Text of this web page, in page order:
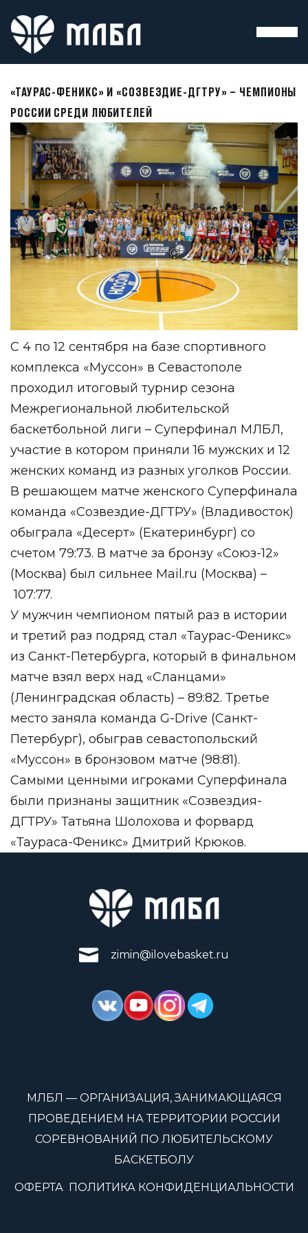
«ТАУРАС-ФЕНИКС» И «СОЗВЕЗДИЕ-ДГТРУ» – ЧЕМПИОНЫ
РОССИИ СРЕДИ ЛЮБИТЕЛЕЙ
С 4 по 12 сентября на базе спортивного
комплекса «Муссон» в Севастополе
проходил итоговый турнир сезона
Межрегиональной любительской
баскетбольной лиги – Суперфинал МЛБЛ,
участие в котором приняли 16 мужских и 12
женских команд из разных уголков России.
В решающем матче женского Суперфинала
команда «Созвездие-ДГТРУ» (Владивосток)
обыграла «Десерт» (Екатеринбург) со
счетом 79:73. В матче за бронзу «Союз-12»
(Москва) был сильнее Mail.ru (Москва) –
107:77.
У мужчин чемпионом пятый раз в истории
и третий раз подряд стал «Таурас-Феникс»
из Санкт-Петербурга, который в финальном
матче взял верх над «Сланцами»
(Ленинградская область) – 89:82. Третье
место заняла команда G-Drive (Санкт-
Петербург), обыграв севастопольский
«Муссон» в бронзовом матче (98:81).
Самыми ценными игроками Суперфинала
были признаны защитник «Созвездия-
ДГТРУ» Татьяна Шолохова и форвард
«Таураса-Феникс» Дмитрий Крюков.
zimin@ilovebasket.ru
МЛБЛ — ОРГАНИЗАЦИЯ, ЗАНИМАЮЩАЯСЯ
ПРОВЕДЕНИЕМ НА ТЕРРИТОРИИ РОССИИ
СОРЕВНОВАНИЙ ПО ЛЮБИТЕЛЬСКОМУ
БАСКЕТБОЛУ
ОФЕРТА ПОЛИТИКА КОНФИДЕНЦИАЛЬНОСТИ